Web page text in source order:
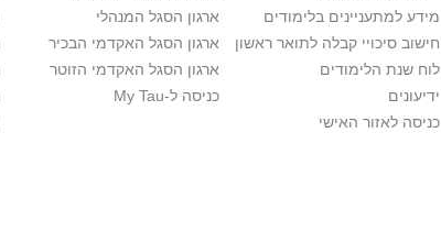
מידע למתעניינים בלימודים
חישוב סיכויי קבלה לתואר ראשון
לוח שנת הלימודים
ידיעונים
כניסה לאזור האישי
ארגון הסגל המנהלי
ארגון הסגל האקדמי הבכיר
ארגון הסגל האקדמי הזוטר
כניסה ל-My Tau